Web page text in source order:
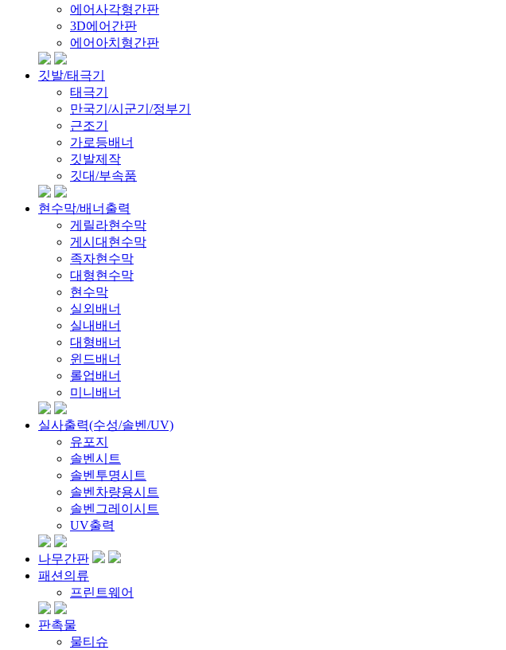
에어사각형간판
3D에어간판
에어아치형간판
깃발/태극기
태극기
만국기/시군기/정부기
근조기
가로등배너
깃발제작
깃대/부속품
현수막/배너출력
게릴라현수막
게시대현수막
족자현수막
대형현수막
현수막
실외배너
실내배너
대형배너
윈드배너
롤업배너
미니배너
실사출력(수성/솔벤/UV)
유포지
솔벤시트
솔벤투명시트
솔벤차량용시트
솔벤그레이시트
UV출력
나무간판
패션의류
프린트웨어
판촉물
물티슈